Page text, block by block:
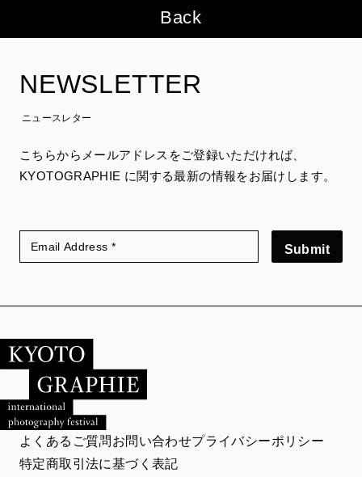
Back
NEWSLETTER
ニュースレター
こちらからメールアドレスをご登録いただければ、
KYOTOGRAPHIE に関する最新の情報をお届けします。
Submit
よくあるご質問 お問い合わせプライバシーポリシー
特定商取引法に基づく表記